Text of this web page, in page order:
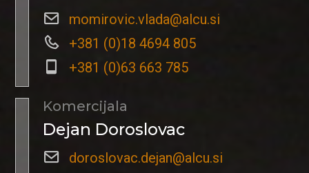
momirovic.vlada@alcu.si
+381 (0)18 4694 805
+381 (0)63 663 785
Komercijala
Dejan Doroslovac
doroslovac.dejan@alcu.si